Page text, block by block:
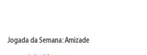
Jogada da Semana: Amizade